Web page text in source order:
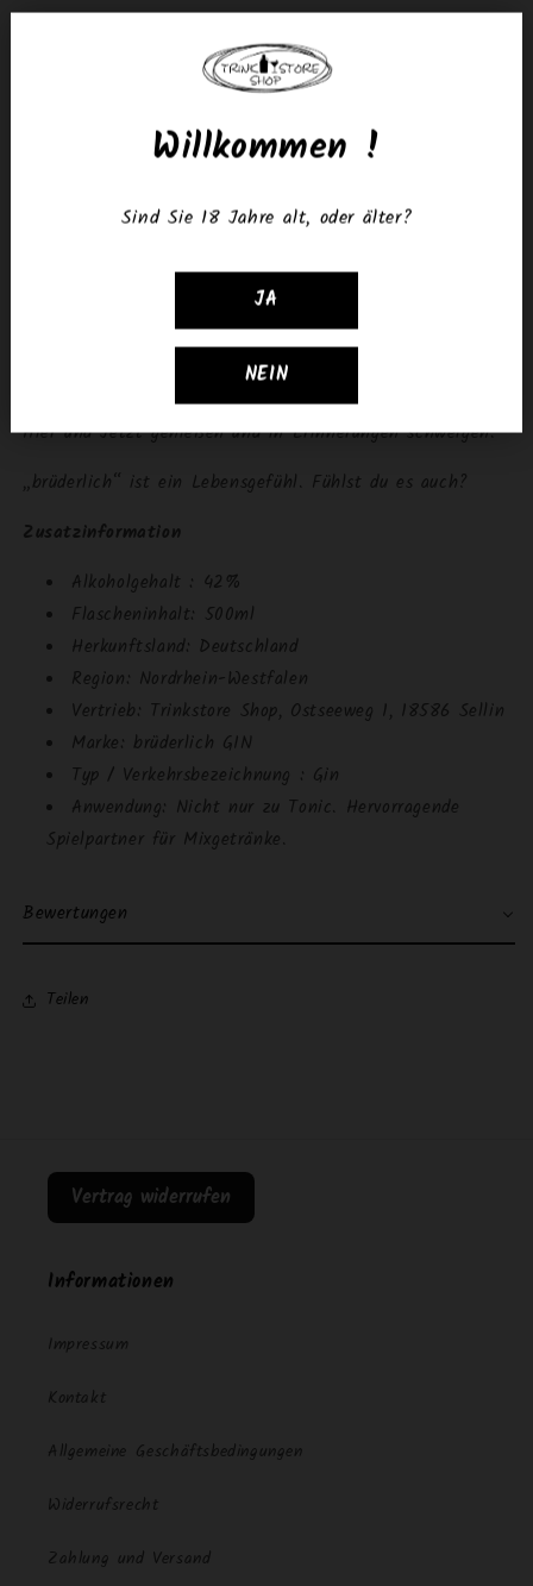
brüderlich GIN ist ein handgemachter GIN mit zwei
Botanicals in sich.Die beiden Botanicals Ingwer & Grüner
des grünen Tees und die leichte Schärfe vom Ingwer
„brüderlich“ ist ein Gefühl, ein Lifestyle, in dem Freunde
Familie sind und Familie auch Freunde. Es steht für
Abenteuer, das Leben lieben, Geschichten teilen –
Ankommen. „brüderlich“ lässt dich Pläne schmieden, das
Hier und Jetzt genießen und in Erinnerungen schwelgen.
„brüderlich“ ist ein Lebensgefühl. Fühlst du es auch?
Zusatzinformation
Alkoholgehalt : 42%
Flascheninhalt: 500ml
Herkunftsland: Deutschland
Region: Nordrhein-Westfalen
Vertrieb: Trinkstore Shop, Ostseeweg 1, 18586 Sellin
Marke: brüderlich GIN
Typ / Verkehrsbezeichnung : Gin
Anwendung: Nicht nur zu Tonic. Hervorragende
Spielpartner für Mixgetränke.
Bewertungen
Teilen
Vertrag widerrufen
Informationen
Impressum
Kontakt
Allgemeine Geschäftsbedingungen
Widerrufsrecht
Zahlung und Versand
Willkommen !
Sind Sie 18 Jahre alt, oder älter?
JA
NEIN